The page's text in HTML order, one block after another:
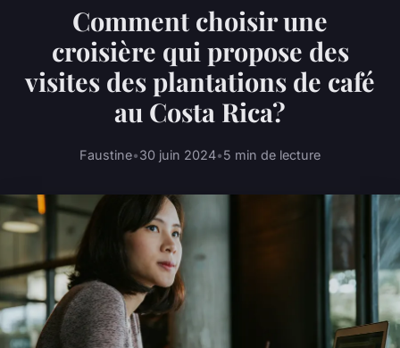
Comment choisir une
croisière qui propose des
visites des plantations de café
au Costa Rica?
Faustine•30 juin 2024•5 min de lecture